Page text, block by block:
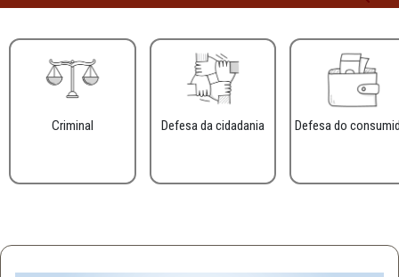
Criminal Defesa da cidadania Defesa do